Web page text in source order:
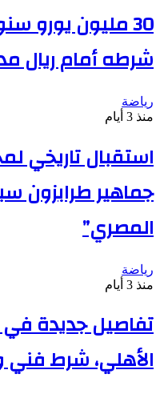
30 مليون يورو
شرطه أمام ريال
رياضة
منذ 3 أيام
استقبال تاريخي
جماهير طرابزون
المصري”
رياضة
منذ 3 أيام
تفاصيل جديدة
الأهلي، شرط